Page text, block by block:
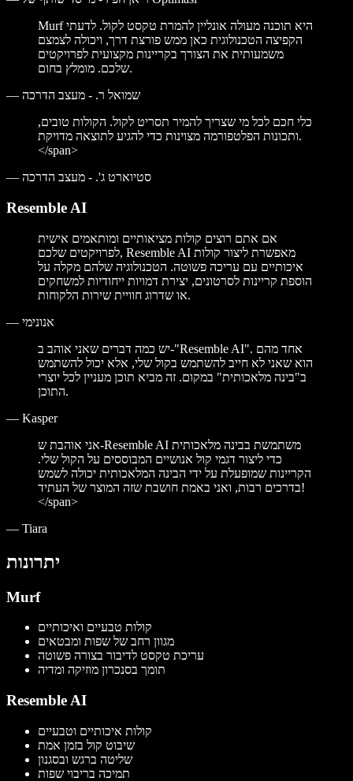
Murf היא תוכנה מעולה אונליין להמרת טקסט לקול. לדעתי
הקפיצה הטכנולוגית כאן ממש פורצת דרך, ויכולה לצמצם
משמעותית את הצורך בקריינות מקצועית לפרויקטים
שלכם. מומלץ בחום.
— שמואל ר. - מעצב הדרכה
כלי חכם לכל מי שצריך להמיר תסריט לקול. הקולות טובים,
ותכונות הפלטפורמה מצוינות כדי להגיע לתוצאה מדויקת.
</span>
— סטיוארט ג'. - מעצב הדרכה
Resemble AI
אם אתם רוצים קולות מציאותיים ומותאמים אישית
לפרויקטים שלכם, Resemble AI מאפשרת ליצור קולות
איכותיים עם עריכה פשוטה. הטכנולוגיה שלהם מקלה על
הוספת קריינות לסרטונים, יצירת דמויות ייחודיות למשחקים
או שדרוג חוויית שירות הלקוחות.
— אנונימי
יש כמה דברים שאני אוהב ב-"Resemble AI". אחד מהם
הוא שאני לא חייב להשתמש בקול שלי, אלא יכול להשתמש
ב"בינה מלאכותית" במקום. זה מביא תוכן מעניין לכל יוצרי
התוכן.
— Kasper
אני אוהבת ש-Resemble AI משתמשת בבינה מלאכותית
כדי ליצור דגמי קול אנושיים המבוססים על הקול שלי.
הקריינות שמופעלת על ידי הבינה המלאכותית יכולה לשמש
בדרכים רבות, ואני באמת חושבת שזה המוצר של העתיד!
</span>
— Tiara
יתרונות
Murf
קולות טבעיים ואיכותיים
מגוון רחב של שפות ומבטאים
עריכת טקסט לדיבור בצורה פשוטה
תומך בסנכרון מוזיקה ומדיה
Resemble AI
קולות איכותיים וטבעיים
שיבוט קול בזמן אמת
שליטה ברגש ובסגנון
תמיכה בריבוי שפות